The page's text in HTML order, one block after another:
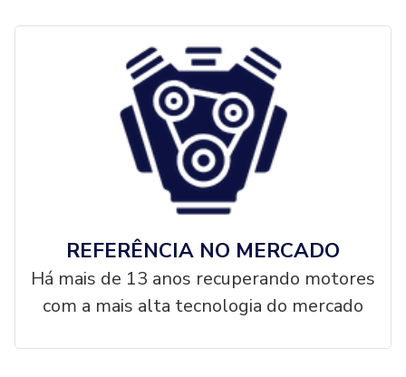
REFERÊNCIA NO MERCADO
Há mais de 13 anos recuperando motores
com a mais alta tecnologia do mercado